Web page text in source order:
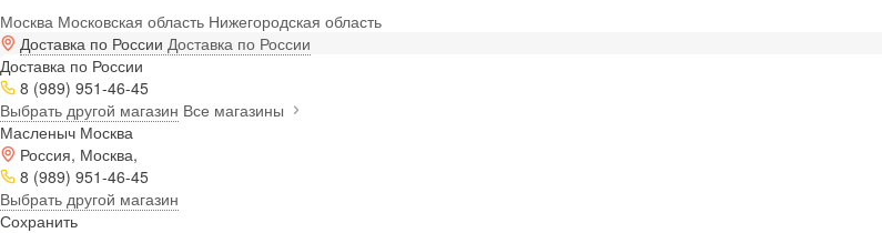
Москва Московская область Нижегородская область
Доставка по России Доставка по России
Доставка по России
8 (989) 951-46-45
Выбрать другой магазин Все магазины
Масленыч Москва
Россия, Москва,
8 (989) 951-46-45
Выбрать другой магазин
Сохранить